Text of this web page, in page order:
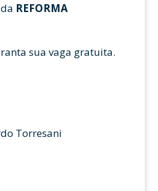
REFORMA
sua vaga gratuita.
Torresani